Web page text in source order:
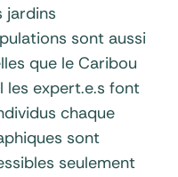
jardins
sont aussi
que le Caribou
les expert.e.s font
chaque
sont
seulement